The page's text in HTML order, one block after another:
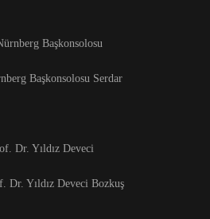
Başkonsolosu Serdar
Yıldız Deveci Bozkuş